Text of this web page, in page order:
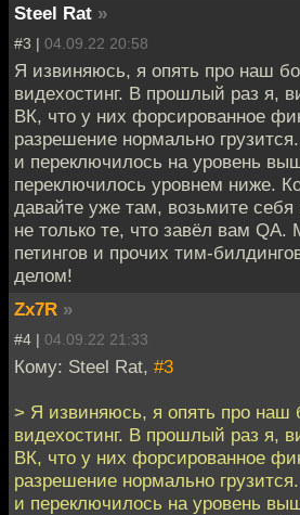
Steel Rat »
#3 | 04.09.22 20:58
Я извиняюсь, я опять про наш
видехостинг. В прошлый раз я,
ВК, что у них форсированное
разрешение нормально
и переключилось на уровень
переключилось уровнем ниже.
давайте уже там, возьмите себя
не только те, что завёл вам
петингов и прочих тим-
делом!
Zx7R »
#4 | 04.09.22 21:33
Кому: Steel Rat, #3
> Я извиняюсь, я опять про наш
видехостинг. В прошлый раз я,
ВК, что у них форсированное
разрешение нормально
и переключилось на уровень